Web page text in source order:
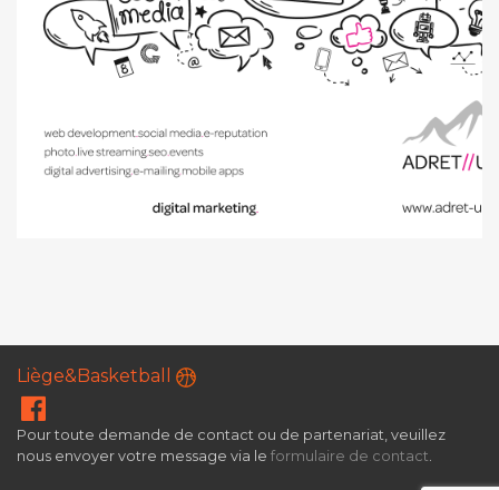
Liège&Basketball
Pour toute demande de contact ou de partenariat, veuillez
nous envoyer votre message via le formulaire de contact.